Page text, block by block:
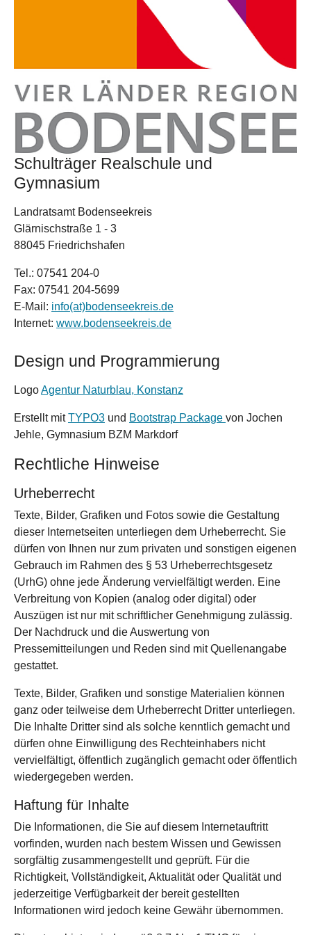
Schulträger Realschule und
Gymnasium
Landratsamt Bodenseekreis
Glärnischstraße 1 - 3
88045 Friedrichshafen
Tel.: 07541 204-0
Fax: 07541 204-5699
E-Mail: info(at)bodenseekreis.de
Internet: www.bodenseekreis.de
Design und Programmierung
LogoAgentur Naturblau, Konstanz
Erstellt mitTYPO3 und Bootstrap Package von Jochen
Jehle, Gymnasium BZM Markdorf
Rechtliche Hinweise
Urheberrecht
Texte, Bilder, Grafiken und Fotos sowie die Gestaltung
dieser Internetseiten unterliegen dem Urheberrecht. Sie
dürfen von Ihnen nur zum privaten und sonstigen eigenen
Gebrauch im Rahmen des § 53 Urheberrechtsgesetz
(UrhG) ohne jede Änderung vervielfältigt werden. Eine
Verbreitung von Kopien (analog oder digital) oder
Auszügen ist nur mit schriftlicher Genehmigung zulässig.
Der Nachdruck und die Auswertung von
Pressemitteilungen und Reden sind mit Quellenangabe
gestattet.
Texte, Bilder, Grafiken und sonstige Materialien können
ganz oder teilweise dem Urheberrecht Dritter unterliegen.
Die Inhalte Dritter sind als solche kenntlich gemacht und
dürfen ohne Einwilligung des Rechteinhabers nicht
vervielfältigt, öffentlich zugänglich gemacht oder öffentlich
wiedergegeben werden.
Haftung für Inhalte
Die Informationen, die Sie auf diesem Internetauftritt
vorfinden, wurden nach bestem Wissen und Gewissen
sorgfältig zusammengestellt und geprüft. Für die
Richtigkeit, Vollständigkeit, Aktualität oder Qualität und
jederzeitige Verfügbarkeit der bereit gestellten
Informationen wird jedoch keine Gewähr übernommen.